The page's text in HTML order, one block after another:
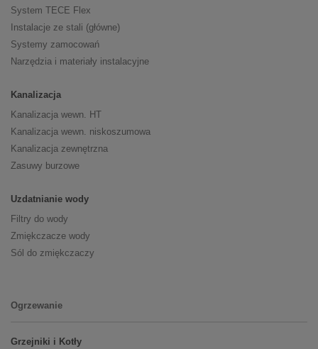
System TECE Flex
Instalacje ze stali (główne)
Systemy zamocowań
Narzędzia i materiały instalacyjne
Kanalizacja
Kanalizacja wewn. HT
Kanalizacja wewn. niskoszumowa
Kanalizacja zewnętrzna
Zasuwy burzowe
Uzdatnianie wody
Filtry do wody
Zmiękczacze wody
Sól do zmiękczaczy
Ogrzewanie
Grzejniki i Kotły